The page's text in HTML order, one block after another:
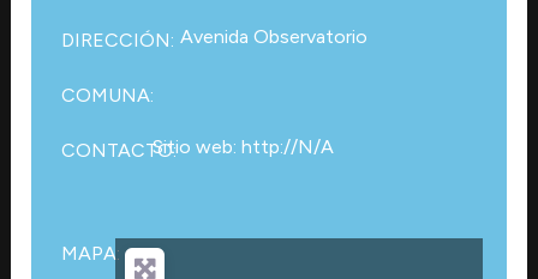
DIRECCIÓN: Avenida Observatorio
COMUNA:
CONTACTO:Sitio web: http://N/A
MAPA: